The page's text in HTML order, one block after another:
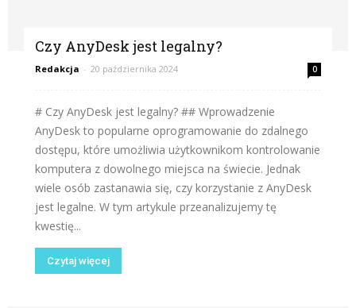
Czy AnyDesk jest legalny?
Redakcja - 20 października 2024 0
# Czy AnyDesk jest legalny? ## Wprowadzenie
AnyDesk to popularne oprogramowanie do zdalnego
dostępu, które umożliwia użytkownikom kontrolowanie
komputera z dowolnego miejsca na świecie. Jednak
wiele osób zastanawia się, czy korzystanie z AnyDesk
jest legalne. W tym artykule przeanalizujemy tę
kwestię...
Czytaj więcej